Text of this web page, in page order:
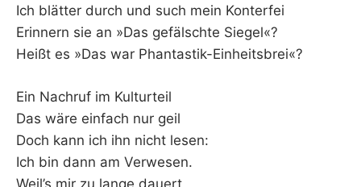
Ich blätter durch und such mein Konterfei
Erinnern sie an »Das gefälschte Siegel«?
Heißt es »Das war Phantastik-Einheitsbrei«?
Ein Nachruf im Kulturteil
Das wäre einfach nur geil
Doch kann ich ihn nicht lesen:
Ich bin dann am Verwesen.
Weil’s mir zu lange dauert